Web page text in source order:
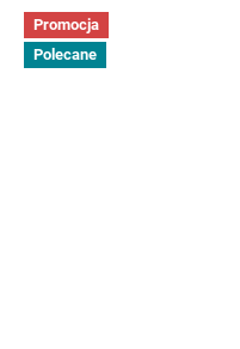
Promocja
Polecane